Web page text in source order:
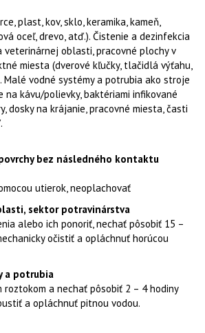
plast, kov, sklo, keramika, kameň,
oceľ, drevo, atď.). Čistenie a dezinfekcia
oblasti, pracovné plochy v
miesta (dverové kľučky, tlačidlá výťahu,
Malé vodné systémy a potrubia ako stroje
na kávu/polievky, baktériami infikované
dosky na krájanie, pracovné miesta, časti
bez následného kontaktu
utierok, neoplachovať
sektor potravinárstva
alebo ich ponoriť, nechať pôsobiť 15 –
očistiť a opláchnuť horúcou
a potrubia
roztokom a nechať pôsobiť 2 – 4 hodiny
a opláchnuť pitnou vodou.